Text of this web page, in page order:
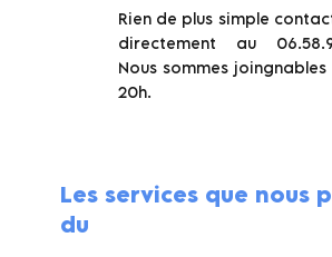
Rien de plus simple
directement au
Nous sommes
20h.
Les services que nous
du